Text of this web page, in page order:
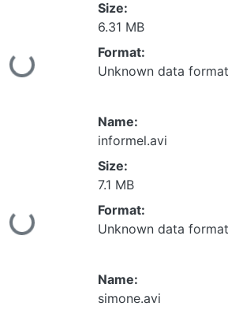
Size:
6.31 MB
Format:
Unknown data format
Name:
informel.avi
Size:
7.1 MB
Format:
Unknown data format
Name:
simone.avi